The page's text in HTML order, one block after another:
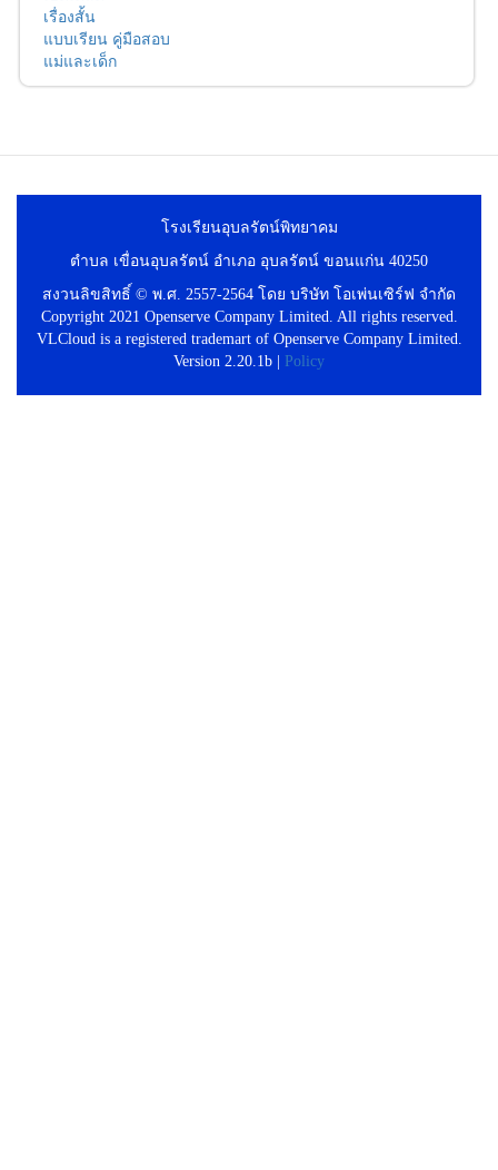
เรื่องสั้น
แบบเรียน คู่มือสอบ
แม่และเด็ก
โรงเรียนอุบลรัตน์พิทยาคม
ตำบล เขื่อนอุบลรัตน์ อำเภอ อุบลรัตน์ ขอนแก่น 40250
สงวนลิขสิทธิ์ © พ.ศ. 2557-2564 โดย บริษัท โอเพ่นเซิร์ฟ จำกัด
Copyright 2021 Openserve Company Limited. All rights reserved.
VLCloud is a registered trademart of Openserve Company Limited.
Version 2.20.1b |
Policy